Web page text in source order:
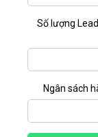
Số lượng
Ngân sách